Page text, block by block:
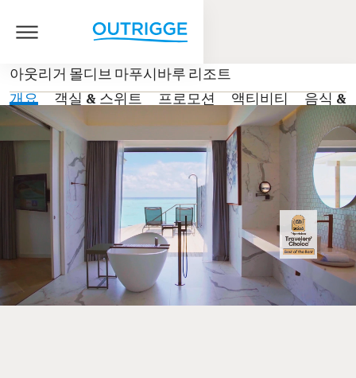
아웃리거 몰디브 마푸시바루 리조트
개요
객실 & 스위트 프로모션 액티비티 음식 &